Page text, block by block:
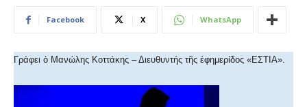
Facebook X WhatsApp
Γράφει ὁ Μανώλης Κοττάκης – Διευθυντής τῆς ἐφημερίδος «ΕΣΤΙΑ».